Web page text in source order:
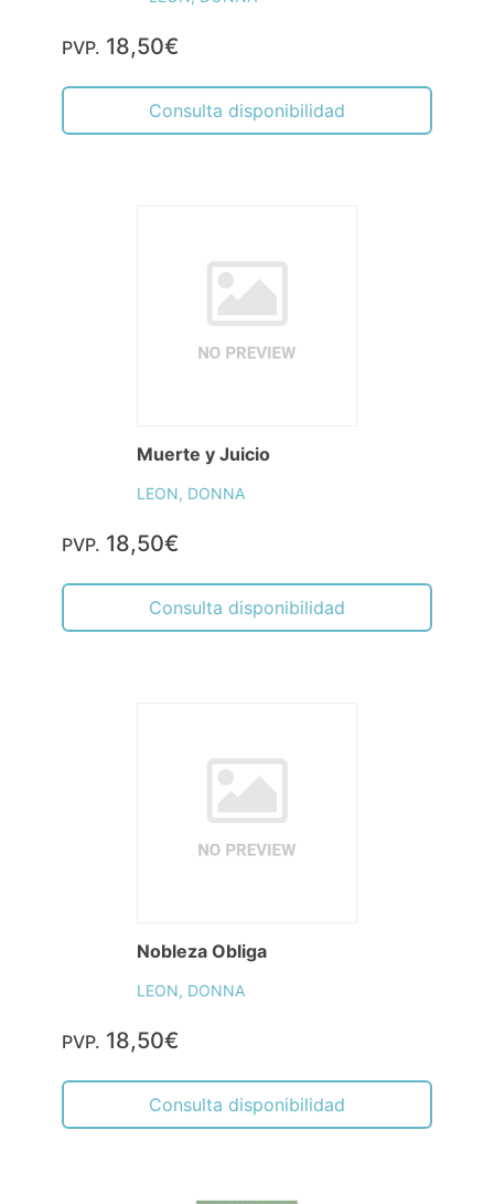
PVP. 18,50€
Consulta disponibilidad
Muerte y Juicio
LEON, DONNA
PVP. 18,50€
Consulta disponibilidad
Nobleza Obliga
LEON, DONNA
PVP. 18,50€
Consulta disponibilidad